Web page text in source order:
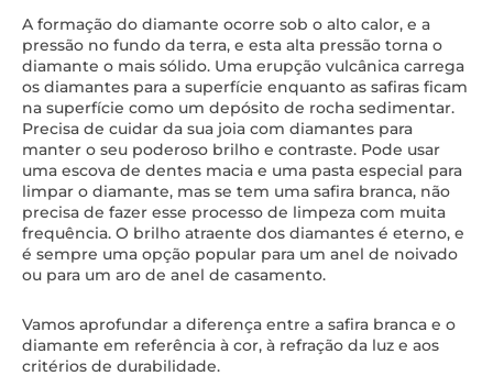
A formação do diamante ocorre sob o alto calor, e a
pressão no fundo da terra, e esta alta pressão torna o
diamante o mais sólido. Uma erupção vulcânica carrega
os diamantes para a superfície enquanto as safiras ficam
na superfície como um depósito de rocha sedimentar.
Precisa de cuidar da sua joia com diamantes para
manter o seu poderoso brilho e contraste. Pode usar
uma escova de dentes macia e uma pasta especial para
limpar o diamante, mas se tem uma safira branca, não
precisa de fazer esse processo de limpeza com muita
frequência. O brilho atraente dos diamantes é eterno, e
é sempre uma opção popular para um anel de noivado
ou para um aro de anel de casamento.
Vamos aprofundar a diferença entre a safira branca e o
diamante em referência à cor, à refração da luz e aos
critérios de durabilidade.